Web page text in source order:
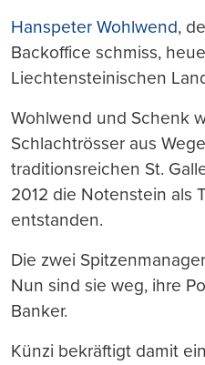
Hanspeter Wohlwend,
Backoffice schmiss,
Liechtensteinischen
Wohlwend und Schenk
Schlachtrösser aus
traditionsreichen St.
2012 die Notenstein als
entstanden.
Die zwei
Nun sind sie weg, ihre
Banker.
Künzi bekräftigt damit